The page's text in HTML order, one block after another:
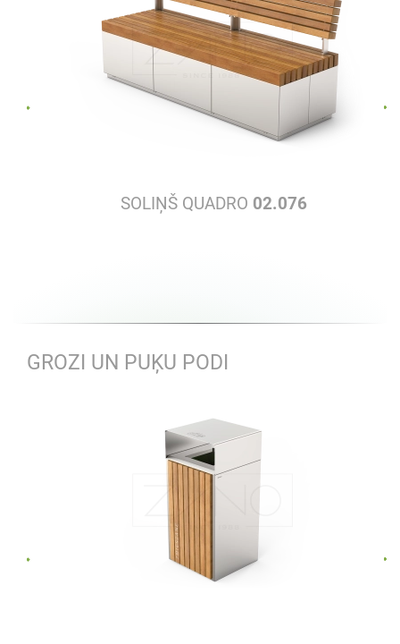
SOLIŅŠ QUADRO 02.076
GROZI UN PUĶU PODI